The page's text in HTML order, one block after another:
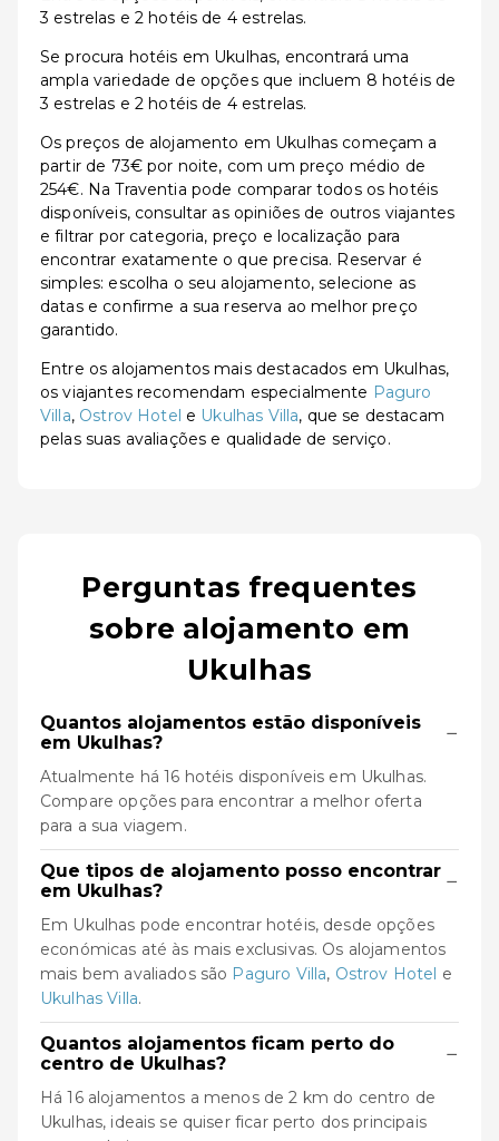
3 estrelas e 2 hotéis de 4 estrelas.
Se procura hotéis em Ukulhas, encontrará uma
ampla variedade de opções que incluem 8 hotéis de
3 estrelas e 2 hotéis de 4 estrelas.
Os preços de alojamento em Ukulhas começam a
partir de 73€ por noite, com um preço médio de
254€. Na Traventia pode comparar todos os hotéis
disponíveis, consultar as opiniões de outros viajantes
e filtrar por categoria, preço e localização para
encontrar exatamente o que precisa. Reservar é
simples: escolha o seu alojamento, selecione as
datas e confirme a sua reserva ao melhor preço
garantido.
Entre os alojamentos mais destacados em Ukulhas,
os viajantes recomendam especialmente Paguro
Villa, Ostrov Hotel e Ukulhas Villa, que se destacam
pelas suas avaliações e qualidade de serviço.
Perguntas frequentes
sobre alojamento em
Ukulhas
Quantos alojamentos estão disponíveis
em Ukulhas?
−
Atualmente há 16 hotéis disponíveis em Ukulhas.
Compare opções para encontrar a melhor oferta
para a sua viagem.
Que tipos de alojamento posso encontrar
em Ukulhas?
−
Em Ukulhas pode encontrar hotéis, desde opções
económicas até às mais exclusivas. Os alojamentos
mais bem avaliados são Paguro Villa, Ostrov Hotel e
Ukulhas Villa.
Quantos alojamentos ficam perto do
centro de Ukulhas?
−
Há 16 alojamentos a menos de 2 km do centro de
Ukulhas, ideais se quiser ficar perto dos principais